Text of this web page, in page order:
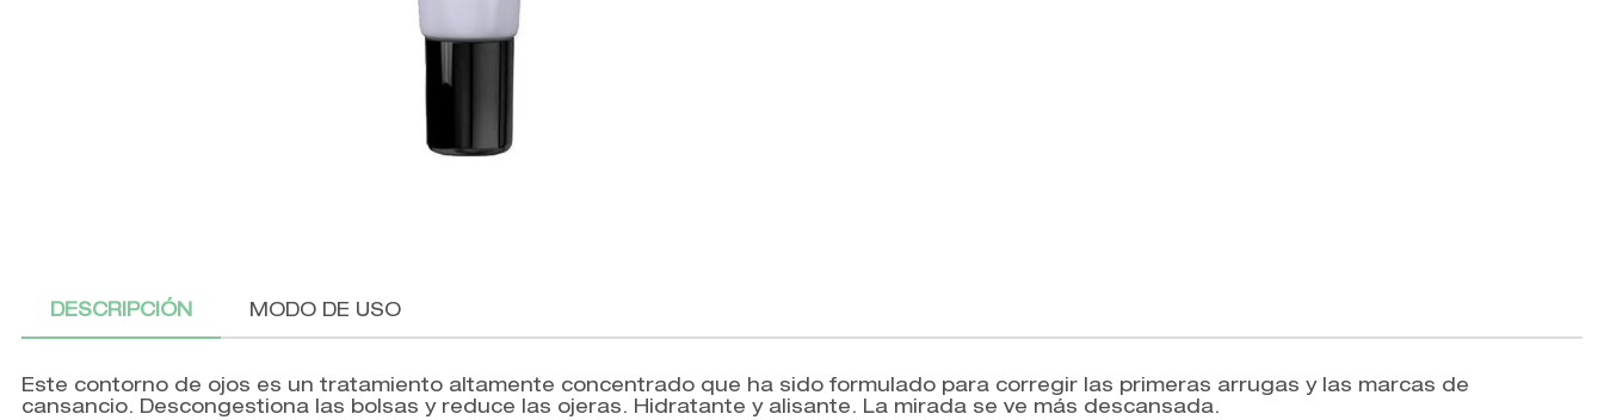
DESCRIPCIÓN MODO DE USO
Este contorno de ojos es un tratamiento altamente concentrado que ha sido formulado para corregir las primeras arrugas y las marcas de
cansancio. Descongestiona las bolsas y reduce las ojeras. Hidratante y alisante. La mirada se ve más descansada.